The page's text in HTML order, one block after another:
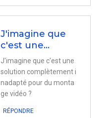
J'imagine que
c'est une…
J'imagine que c'est une
solution complètement i
nadapté pour du monta
ge vidéo ?
RÉPONDRE